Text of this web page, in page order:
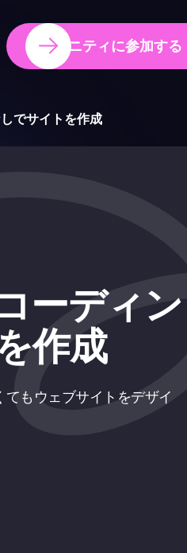
コミュニティに参加する
でサイトを作成
ーディン
作成
もウェブサイトをデザイ